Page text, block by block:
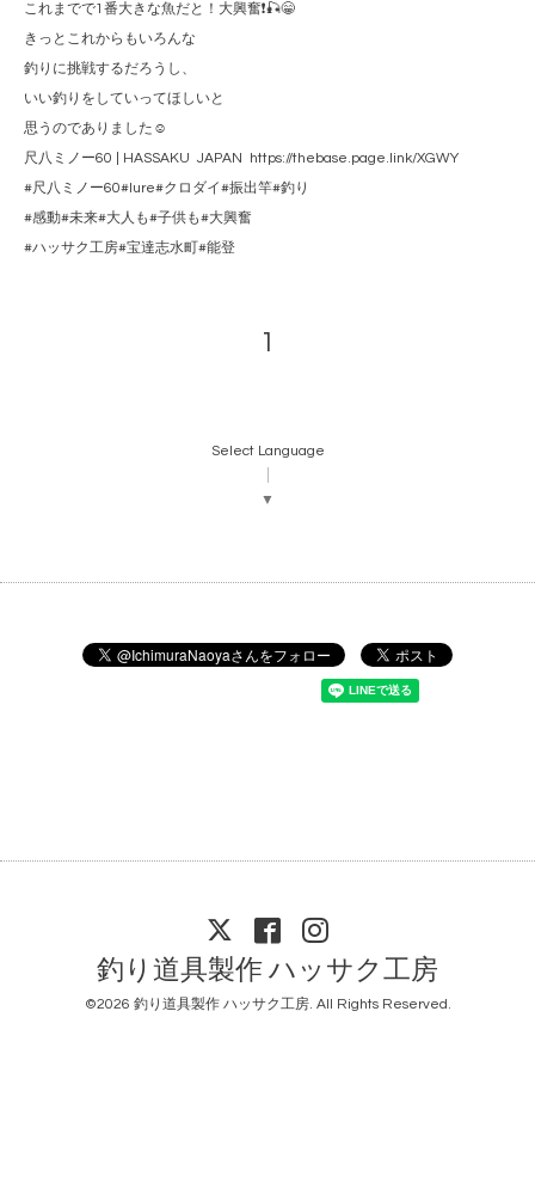
これまでで1番大きな魚だと！大興奮❗️🎣😁
きっとこれからもいろんな
釣りに挑戦するだろうし、
いい釣りをしていってほしいと
思うのでありました☺️
尺八ミノー60 | HASSAKU JAPAN https://thebase.page.link/XGWY
#尺八ミノー60#lure#クロダイ#振出竿#釣り
#感動#未来#大人も#子供も#大興奮
#ハッサク工房#宝達志水町#能登
1
Select Language
▼
釣り道具製作 ハッサク工房
©2026 釣り道具製作 ハッサク工房. All Rights Reserved.